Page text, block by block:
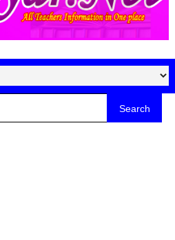
Search